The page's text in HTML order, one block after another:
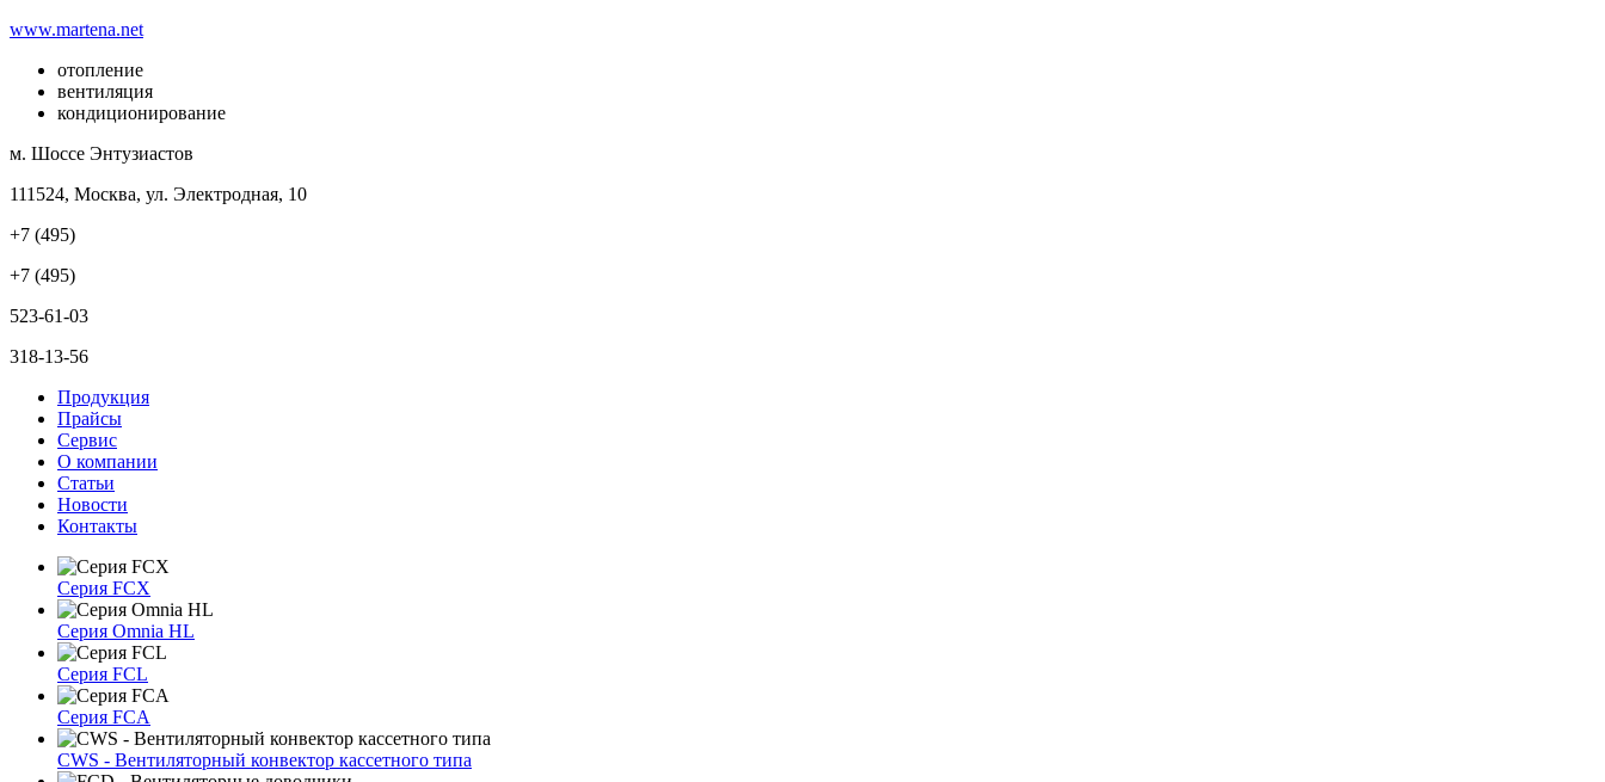
www.martena.net
отопление
вентиляция
кондиционирование
м. Шоссе Энтузиастов
111524, Москва, ул. Электродная, 10
+7 (495)
+7 (495)
523-61-03
318-13-56
Продукция
Прайсы
Сервис
О компании
Статьи
Новости
Контакты
Серия FCX
Серия Omnia HL
Серия FCL
Серия FCA
CWS - Вентиляторный конвектор кассетного типа